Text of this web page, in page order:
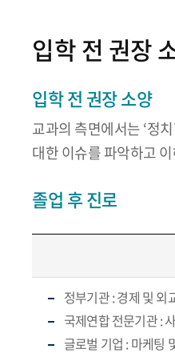
입학 전 권장
입학 전 권장 소양
교과의 측면에서는 ‘정
대한 이슈를 파악하고
졸업 후 진로
정부기관 : 경제 및 외
국제연합 전문기관 :
글로벌 기업 : 마케팅